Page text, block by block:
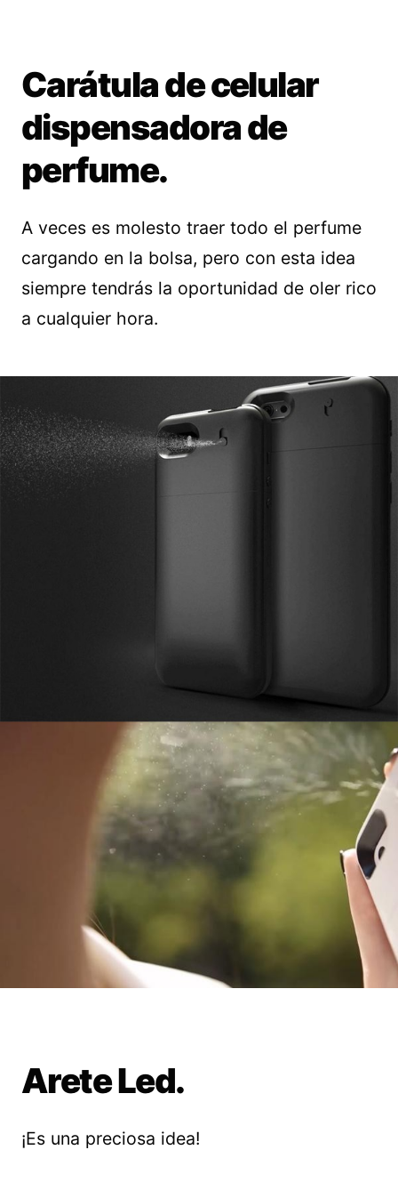
Carátula de celular
dispensadora de
perfume.
A veces es molesto traer todo el perfume
cargando en la bolsa, pero con esta idea
siempre tendrás la oportunidad de oler rico
a cualquier hora.
Arete Led.
¡Es una preciosa idea!